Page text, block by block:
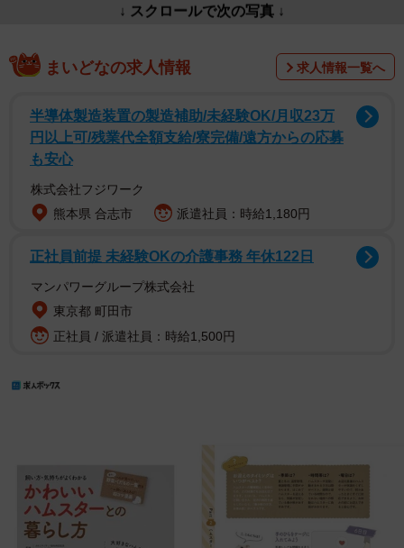
↓ スクロールで次の写真 ↓
まいどなの求人情報 求人情報一覧へ
半導体製造装置の製造補助/未経験OK/月収23万
円以上可/残業代全額支給/寮完備/遠方からの応募
も安心
株式会社フジワーク
熊本県 合志市
派遣社員：時給1,180円
正社員前提 未経験OKの介護事務 年休122日
マンパワーグループ株式会社
東京都 町田市
正社員 / 派遣社員：時給1,500円